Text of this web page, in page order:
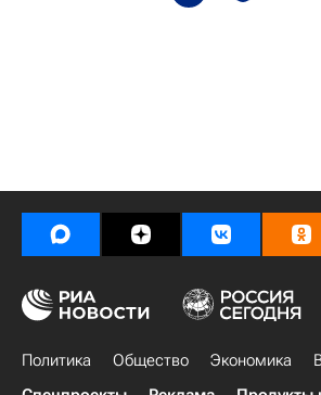
Политика Общество Экономика